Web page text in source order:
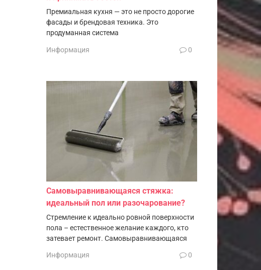
Премиальная кухня — это не просто дорогие
фасады и брендовая техника. Это
продуманная система
Информация 0
Самовыравнивающаяся стяжка:
идеальный пол или разочарование?
Стремление к идеально ровной поверхности
пола – естественное желание каждого, кто
затевает ремонт. Самовыравнивающаяся
Информация 0